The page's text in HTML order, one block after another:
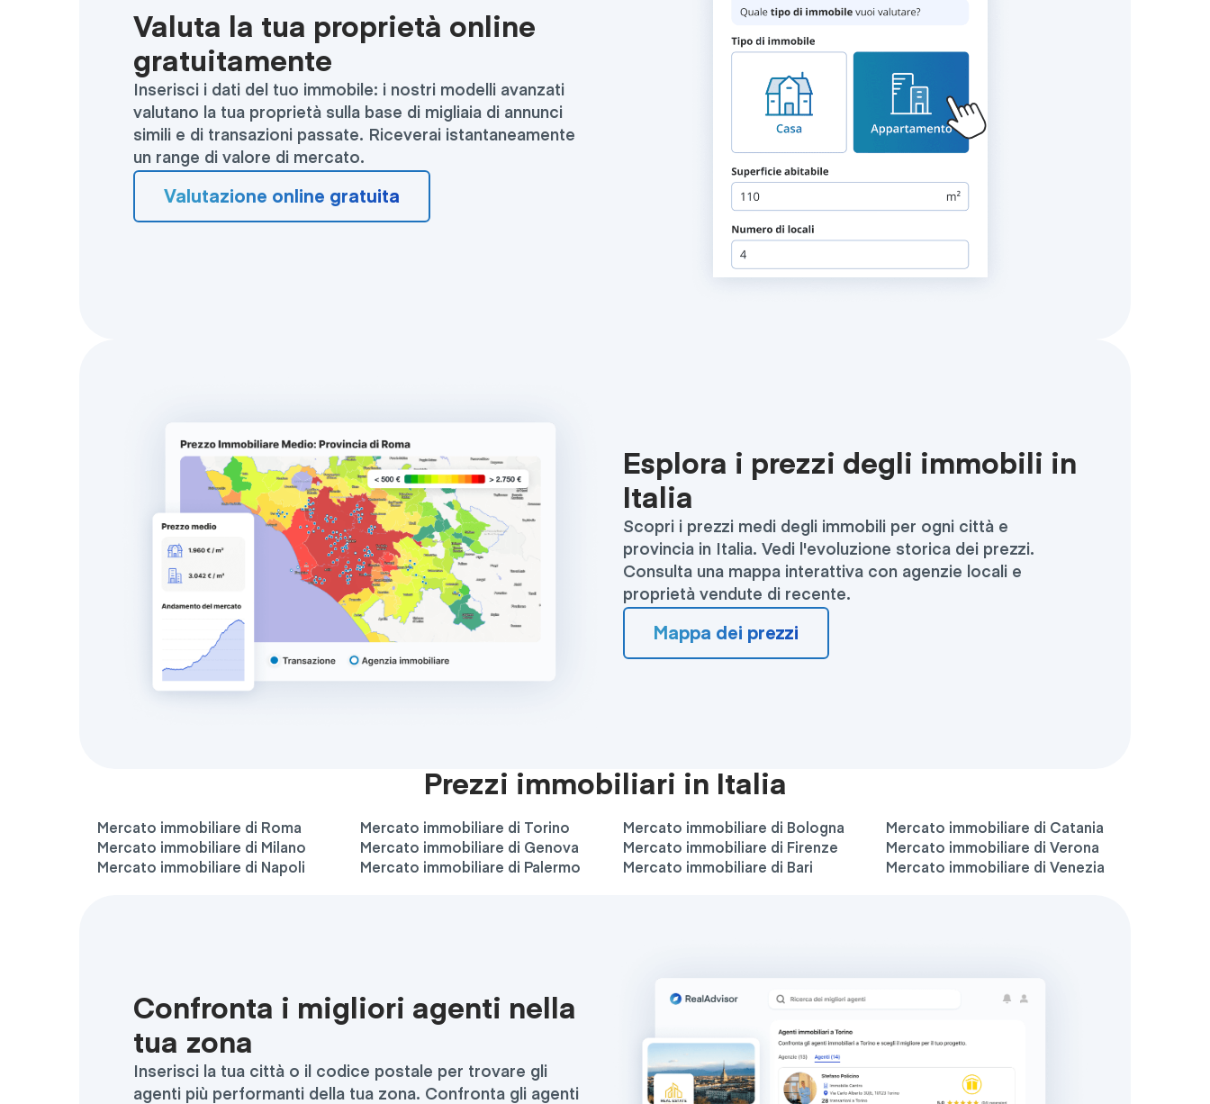
Valuta la tua proprietà online
gratuitamente
Inserisci i dati del tuo immobile: i nostri modelli avanzati
valutano la tua proprietà sulla base di migliaia di annunci
simili e di transazioni passate. Riceverai istantaneamente
un range di valore di mercato.
Valutazione online gratuita
Esplora i prezzi degli immobili in
Italia
Scopri i prezzi medi degli immobili per ogni città e
provincia in Italia. Vedi l'evoluzione storica dei prezzi.
Consulta una mappa interattiva con agenzie locali e
proprietà vendute di recente.
Mappa dei prezzi
Prezzi immobiliari in Italia
Mercato immobiliare di Roma
Mercato immobiliare di Milano
Mercato immobiliare di Napoli
Mercato immobiliare di Torino
Mercato immobiliare di Genova
Mercato immobiliare di Palermo
Mercato immobiliare di Bologna
Mercato immobiliare di Firenze
Mercato immobiliare di Bari
Mercato immobiliare di Catania
Mercato immobiliare di Verona
Mercato immobiliare di Venezia
Confronta i migliori agenti nella
tua zona
Inserisci la tua città o il codice postale per trovare gli
agenti più performanti della tua zona. Confronta gli agenti